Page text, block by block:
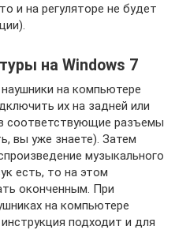
и на регуляторе не будет
на Windows 7
на компьютере
их на задней или
соответствующие разъемы
вы уже знаете). Затем
музыкального
есть, то на этом
оконченным. При
на компьютере
подходит и для